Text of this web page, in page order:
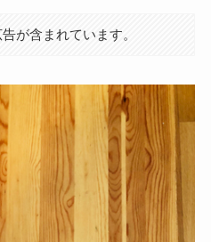
が含まれています。